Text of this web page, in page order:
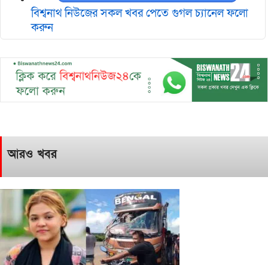
বিশ্বনাথ নিউজের সকল খবর পেতে গুগল চ‌্যানেল ফলো
করুন
আরও খবর